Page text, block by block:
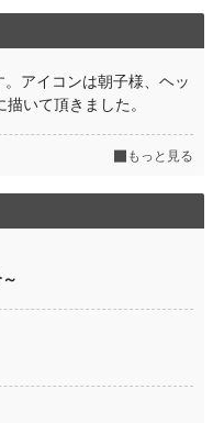
アイコンは朝子様、ヘッ
いて頂きました。
もっと見る